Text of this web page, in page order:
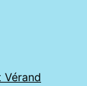
Vérand